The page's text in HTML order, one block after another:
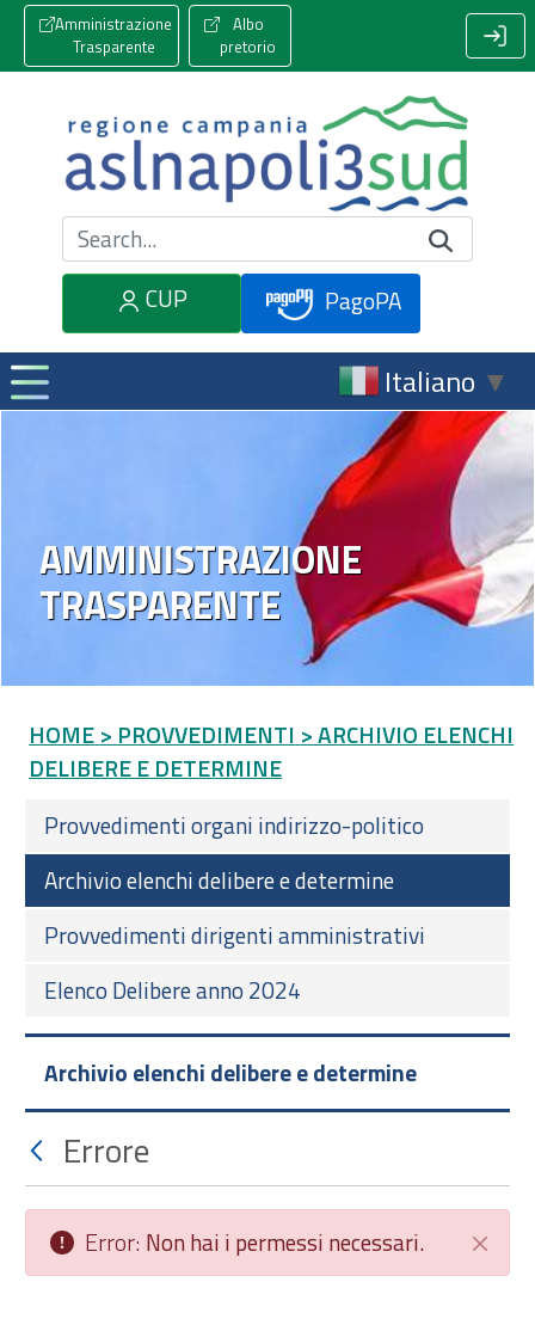
Amministrazione
Trasparente
Albo
pretorio
Cerca nel sito
CUP
PagoPA
Italiano ▼
AMMINISTRAZIONE
TRASPARENTE
HOME > PROVVEDIMENTI > ARCHIVIO ELENCHI
DELIBERE E DETERMINE
Provvedimenti organi indirizzo-politico
Archivio elenchi delibere e determine
Provvedimenti dirigenti amministrativi
Elenco Delibere anno 2024
Archivio elenchi delibere e determine
Errore
Chiudi
Error: Non hai i permessi necessari.